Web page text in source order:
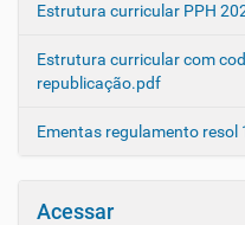
Estrutura curricular PPH
Estrutura curricular com
republicação.pdf
Ementas regulamento
Acessar